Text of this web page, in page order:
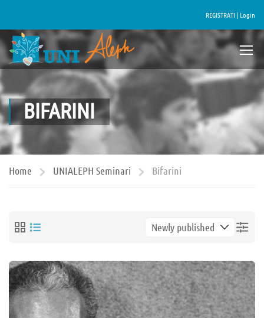
REGISTRATI | Login
BIFARINI
Home UNIALEPH Seminari Bifarini